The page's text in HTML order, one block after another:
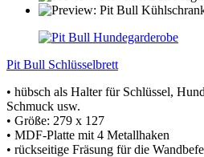
Pit Bull Schlüsselbrett
• hübsch als Halter für Schlüssel,
Schmuck usw.
• Größe: 279 x 127
• MDF-Platte mit 4 Metallhaken
• rückseitige Fräsung für die